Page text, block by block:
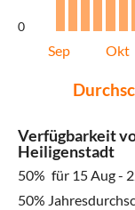
0
Sep Okt
Verfügbarkeit
Heiligenstadt
50% für 15 Aug -
50%